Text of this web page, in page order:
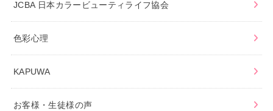
JCBA 日本カラービューティライフ協会
色彩心理
KAPUWA
お客様・生徒様の声